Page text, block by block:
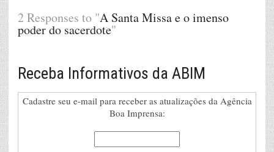
2 Responses to "A Santa Missa e o imenso
poder do sacerdote"
Receba Informativos da ABIM
Cadastre seu e-mail para receber as atualizações da Agência
Boa Imprensa: